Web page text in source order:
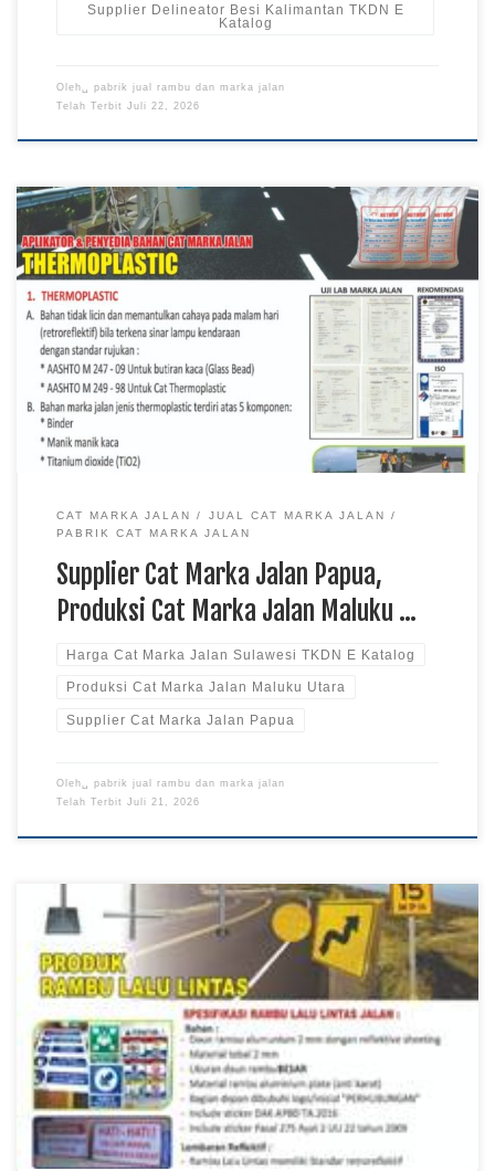
Supplier Delineator Besi Kalimantan TKDN E
Katalog
Oleh␣ pabrik jual rambu dan marka jalan
Telah Terbit Juli 22, 2026
Supplier Cat Marka Jalan Papua, Produksi Cat Marka Jalan
Maluku Utara, Harga Cat Marka Jalan Sulawesi TKDN E
Katalog Kebutuhan cat marka jalan terus meningkat seiring
pembangunan dan pemeliharaan berbagai infrastruktur
transportasi di Indonesia. Supplier cat marka jalan
menyediakan produk untuk mendukung pembuatan garis lajur,
marka tepi, simbol jalan, area […]
CAT MARKA JALAN
JUAL CAT MARKA JALAN
PABRIK CAT MARKA JALAN
Supplier Cat Marka Jalan Papua,
Produksi Cat Marka Jalan Maluku …
Harga Cat Marka Jalan Sulawesi TKDN E Katalog
Produksi Cat Marka Jalan Maluku Utara
Supplier Cat Marka Jalan Papua
Oleh␣ pabrik jual rambu dan marka jalan
Telah Terbit Juli 21, 2026
Agen Rambu Lalu Lintas Papua, Pabrik Rambu Lalu Lintas
Kalimantan TKDN E Katalog, Harga Rambu Lalu Lintas
Sulawesi Rambu lalu lintas membantu menyampaikan informasi
penting kepada pengguna jalan melalui tanda petunjuk,
peringatan, larangan, maupun informasi lainnya. Agen rambu
lalu lintas menyediakan produk yang diproduksi menggunakan
material yang sesuai untuk penggunaan […]